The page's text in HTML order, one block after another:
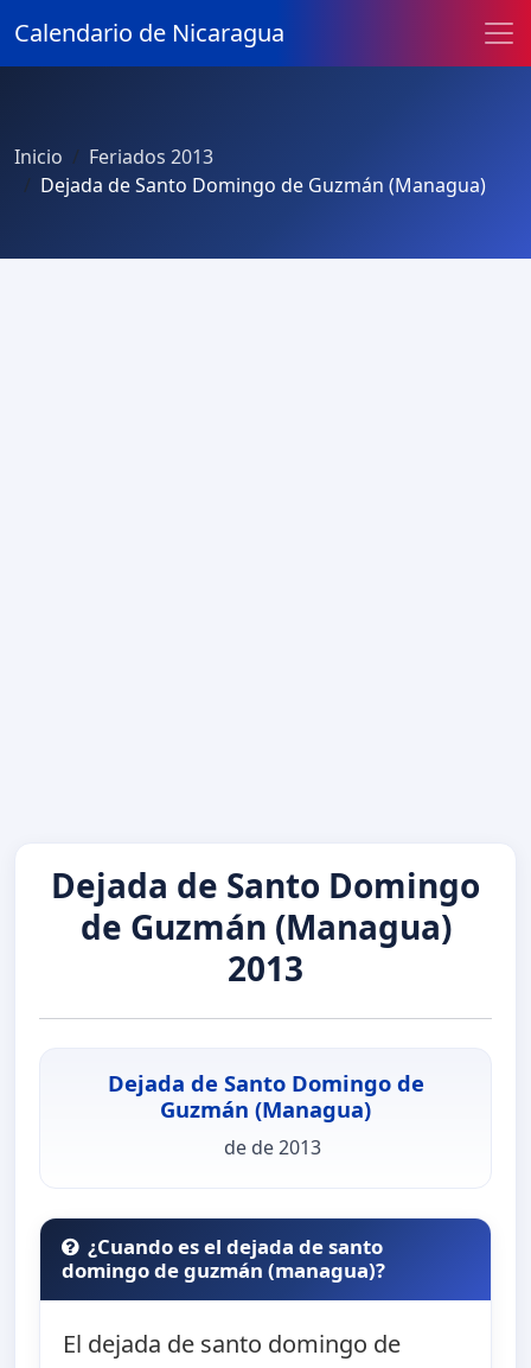
Calendario de Nicaragua
Inicio
Feriados 2013
Dejada de Santo Domingo de Guzmán (Managua)
Dejada de Santo Domingo
de Guzmán (Managua)
2013
Dejada de Santo Domingo de
Guzmán (Managua)
de de 2013
¿Cuando es el dejada de santo
domingo de guzmán (managua)?
El dejada de santo domingo de